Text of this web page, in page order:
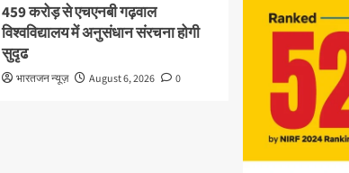
459 करोड़ से एचएनबी गढ़वाल
विश्वविद्यालय में अनुसंधान संरचना होगी
सुदृढ
भारतजन न्यूज़ August 6, 2026 0